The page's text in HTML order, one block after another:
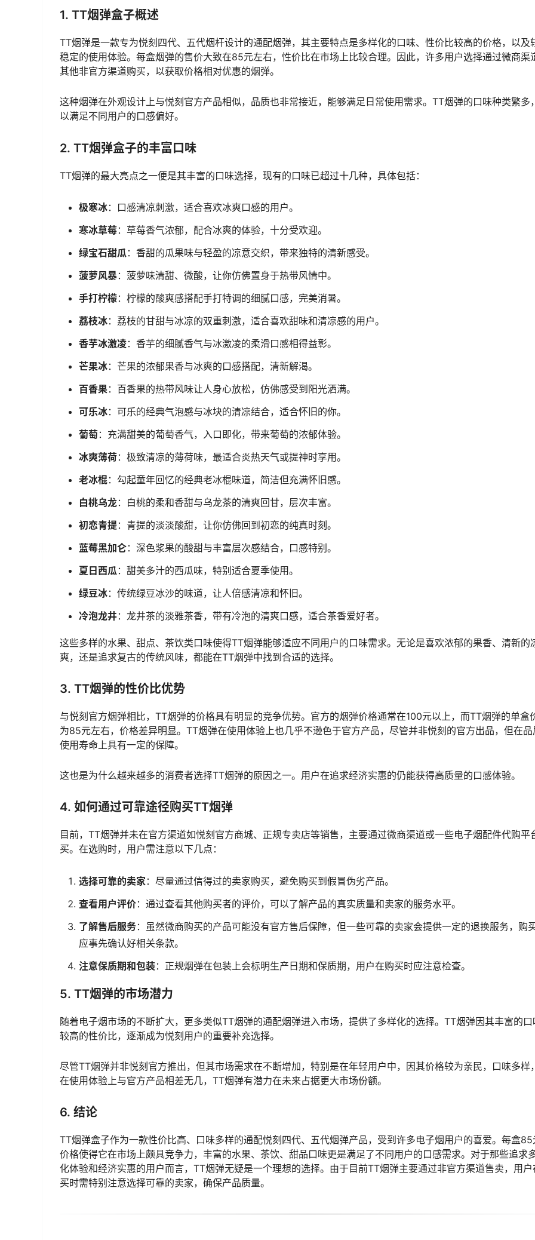
1. TT烟弹盒子概述
TT烟弹是一款专为悦刻四代、五代烟杆设计的通配烟弹，其主要特点是多样化的口味、性价比较高的价格，以及
稳定的使用体验。每盒烟弹的售价大致在85元左右，性价比在市场上比较合理。因此，许多用户选择通过微商渠
其他非官方渠道购买，以获取价格相对优惠的烟弹。
这种烟弹在外观设计上与悦刻官方产品相似，品质也非常接近，能够满足日常使用需求。TT烟弹的口味种类繁多
以满足不同用户的口感偏好。
2. TT烟弹盒子的丰富口味
TT烟弹的最大亮点之一便是其丰富的口味选择，现有的口味已超过十几种，具体包括：
极寒冰：口感清凉刺激，适合喜欢冰爽口感的用户。
寒冰草莓：草莓香气浓郁，配合冰爽的体验，十分受欢迎。
绿宝石甜瓜 ：香甜的瓜果味与轻盈的凉意交织，带来独特的清新感受。
菠萝风暴：菠萝味清甜、微酸，让你仿佛置身于热带风情中。
手打柠檬：柠檬的酸爽感搭配手打特调的细腻口感，完美消暑。
荔枝冰：荔枝的甘甜与冰凉的双重刺激，适合喜欢甜味和清凉感的用户。
香芋冰激凌：香芋的细腻香气与冰激凌的柔滑口感相得益彰。
芒果冰：芒果的浓郁果香与冰爽的口感搭配，清新解渴。
百香果：百香果的热带风味让人身心放松，仿佛感受到阳光洒满。
可乐冰：可乐的经典气泡感与冰块的清凉结合，适合怀旧的你。
葡萄：充满甜美的葡萄香气，入口即化，带来葡萄的浓郁体验。
冰爽薄荷：极致清凉的薄荷味，最适合炎热天气或提神时享用。
老冰棍：勾起童年回忆的经典老冰棍味道，简洁但充满怀旧感。
白桃乌龙：白桃的柔和香甜与乌龙茶的清爽回甘，层次丰富。
初恋青提：青提的淡淡酸甜，让你仿佛回到初恋的纯真时刻。
蓝莓黑加仑：深色浆果的酸甜与丰富层次感结合，口感特别。
夏日西瓜 ：甜美多汁的西瓜味，特别适合夏季使用。
绿豆冰：传统绿豆冰沙的味道，让人倍感清凉和怀旧。
冷泡龙井：龙井茶的淡雅茶香，带有冷泡的清爽口感，适合茶香爱好者。
这些多样的水果、甜点、茶饮类口味使得TT烟弹能够适应不同用户的口味需求。无论是喜欢浓郁的果香、清新的
爽，还是追求复古的传统风味，都能在TT烟弹中找到合适的选择。
3. TT烟弹的性价比优势
与悦刻官方烟弹相比，TT烟弹的价格具有明显的竞争优势。官方的烟弹价格通常在100元以上，而TT烟弹的单盒
为85元左右，价格差异明显。TT烟弹在使用体验上也几乎不逊色于官方产品，尽管并非悦刻的官方出品，但在品
使用寿命上具有一定的保障。
这也是为什么越来越多的消费者选择TT烟弹的原因之一。用户在追求经济实惠的仍能获得高质量的口感体验。
4. 如何通过可靠途径购买TT烟弹
目前，TT烟弹并未在官方渠道如悦刻官方商城、正规专卖店等销售，主要通过微商渠道或一些电子烟配件代购平
买。在选购时，用户需注意以下几点：
选择可靠的卖家 ：尽量通过信得过的卖家购买，避免购买到假冒伪劣产品。
查看用户评价：通过查看其他购买者的评价，可以了解产品的真实质量和卖家的服务水平。
了解售后服务：虽然微商购买的产品可能没有官方售后保障，但一些可靠的卖家会提供一定的退换服务，购
应事先确认好相关条款。
注意保质期和包装：正规烟弹在包装上会标明生产日期和保质期，用户在购买时应注意检查。
5. TT烟弹的市场潜力
随着电子烟市场的不断扩大，更多类似TT烟弹的通配烟弹进入市场，提供了多样化的选择。TT烟弹因其丰富的口
较高的性价比，逐渐成为悦刻用户的重要补充选择。
尽管TT烟弹并非悦刻官方推出，但其市场需求在不断增加，特别是在年轻用户中，因其价格较为亲民，口味多样
在使用体验上与官方产品相差无几，TT烟弹有潜力在未来占据更大市场份额。
6. 结论
TT烟弹盒子作为一款性价比高、口味多样的通配悦刻四代、五代烟弹产品，受到许多电子烟用户的喜爱。每盒85
价格使得它在市场上颇具竞争力，丰富的水果、茶饮、甜品口味更是满足了不同用户的口感需求。对于那些追求
化体验和经济实惠的用户而言，TT烟弹无疑是一个理想的选择。由于目前TT烟弹主要通过非官方渠道售卖，用户
买时需特别注意选择可靠的卖家，确保产品质量。